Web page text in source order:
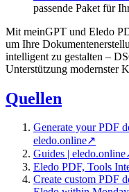
passende Paket für
Mit meinGPT und Eledo
um Ihre
intelligent zu gestalten –
Unterstützung modernster
Quellen
Generate your PDF
eledo.online↗
Guides | eledo.online
Eledo PDF, Tools
Create custom PDF